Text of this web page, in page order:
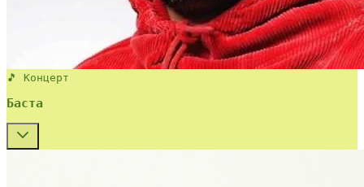
🎵 Концерт
Баста